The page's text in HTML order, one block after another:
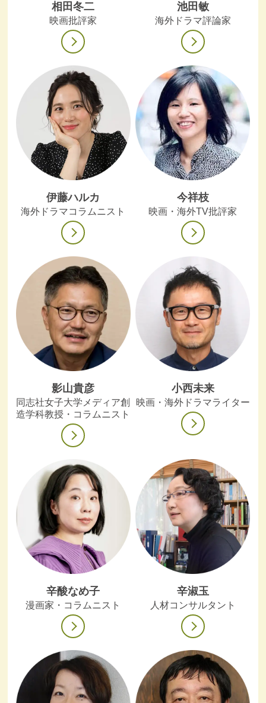
相田冬二
映画批評家
池田敏
海外ドラマ評論家
伊藤ハルカ
海外ドラマコラムニスト
今祥枝
映画・海外TV批評家
影山貴彦
同志社女子大学メディア創
造学科教授・コラムニスト
小西未来
映画・海外ドラマライター
辛酸なめ子
漫画家・コラムニスト
辛淑玉
人材コンサルタント